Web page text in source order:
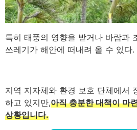
특히 태풍의 영향을 받거나 바람과
쓰레기가 해안에 떠내려 올 수 있다.
지역 지자체와 환경 보호 단체에서
하고 있지만,아직 충분한 대책이 마
상황입니다.